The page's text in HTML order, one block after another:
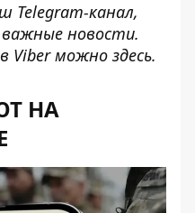
Telegram-канал,
новости.
Viber можно здесь.
НА